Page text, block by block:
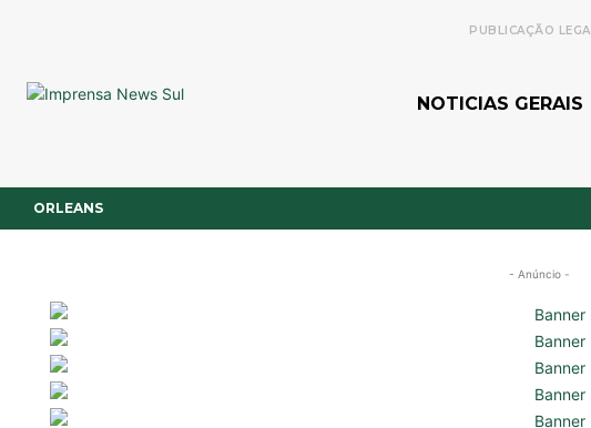
PUBLICAÇÃO
NOTICIAS GERAIS
ORLEANS
- Anúncio -